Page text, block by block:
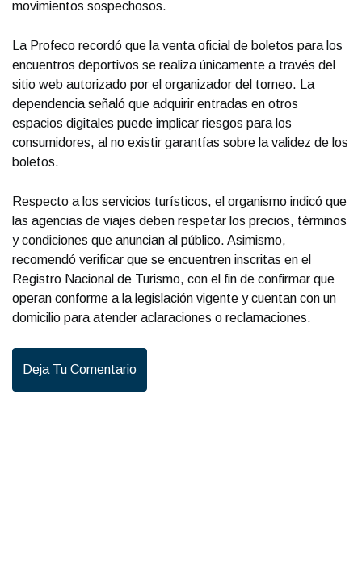
movimientos sospechosos.
La Profeco recordó que la venta oficial de boletos para los
encuentros deportivos se realiza únicamente a través del
sitio web autorizado por el organizador del torneo. La
dependencia señaló que adquirir entradas en otros
espacios digitales puede implicar riesgos para los
consumidores, al no existir garantías sobre la validez de los
boletos.
Respecto a los servicios turísticos, el organismo indicó que
las agencias de viajes deben respetar los precios, términos
y condiciones que anuncian al público. Asimismo,
recomendó verificar que se encuentren inscritas en el
Registro Nacional de Turismo, con el fin de confirmar que
operan conforme a la legislación vigente y cuentan con un
domicilio para atender aclaraciones o reclamaciones.
Deja Tu Comentario